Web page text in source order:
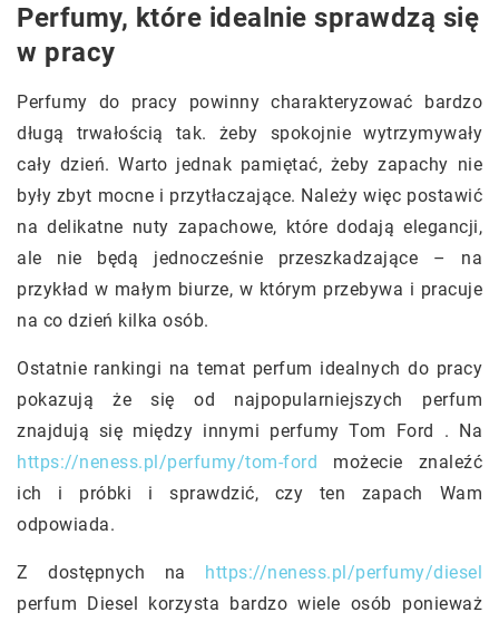
Perfumy, które idealnie sprawdzą się
w pracy
Perfumy do pracy powinny charakteryzować bardzo
długą trwałością tak. żeby spokojnie wytrzymywały
cały dzień. Warto jednak pamiętać, żeby zapachy nie
były zbyt mocne i przytłaczające. Należy więc postawić
na delikatne nuty zapachowe, które dodają elegancji,
ale nie będą jednocześnie przeszkadzające – na
przykład w małym biurze, w którym przebywa i pracuje
na co dzień kilka osób.
Ostatnie rankingi na temat perfum idealnych do pracy
pokazują że się od najpopularniejszych perfum
znajdują się między innymi perfumy Tom Ford . Na
https://neness.pl/perfumy/tom-ford możecie znaleźć
ich i próbki i sprawdzić, czy ten zapach Wam
odpowiada.
Z dostępnych na https://neness.pl/perfumy/diesel
perfum Diesel korzysta bardzo wiele osób ponieważ